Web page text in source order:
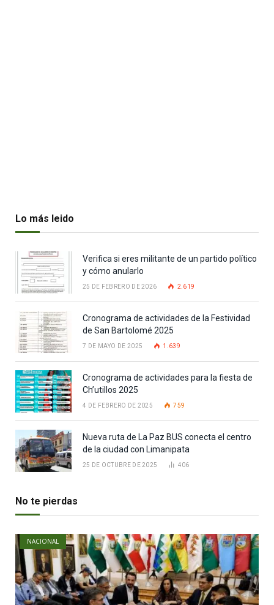
Lo más leido
Verifica si eres militante de un partido político
y cómo anularlo
25 DE FEBRERO DE 2026 2.619
Cronograma de actividades de la Festividad
de San Bartolomé 2025
7 DE MAYO DE 2025 1.639
Cronograma de actividades para la fiesta de
Ch’utillos 2025
4 DE FEBRERO DE 2025 759
Nueva ruta de La Paz BUS conecta el centro
de la ciudad con Limanipata
25 DE OCTUBRE DE 2025 406
No te pierdas
NACIONAL